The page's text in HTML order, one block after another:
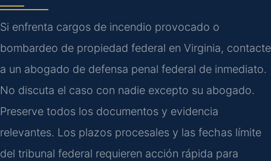
Si enfrenta cargos de incendio provocado o
bombardeo de propiedad federal en Virginia, contacte
a un abogado de defensa penal federal de inmediato.
No discuta el caso con nadie excepto su abogado.
Preserve todos los documentos y evidencia
relevantes. Los plazos procesales y las fechas límite
del tribunal federal requieren acción rápida para